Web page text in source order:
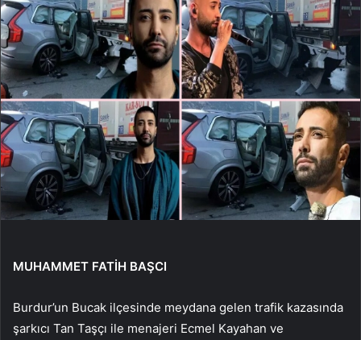
MUHAMMET FATİH BAŞCI
Burdur’un Bucak ilçesinde meydana gelen trafik kazasında
şarkıcı Tan Taşçı ile menajeri Ecmel Kayahan ve